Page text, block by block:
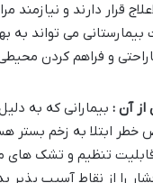
قرار دارند و نیازمند
می تواند به
و فراهم کردن
آن : بیمارانی که به
ابتلا به زخم بستر
قابلیت تنظیم و تشک
را از نقاط آسیب